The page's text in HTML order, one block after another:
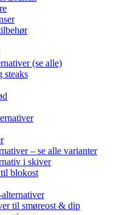
(se alle)
steaks
– se alle varianter
i skiver
blokost
til smøreost & dip